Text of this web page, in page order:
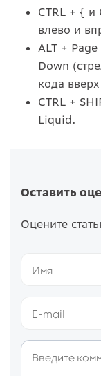
CTRL + { и
влево и
ALT +
Down
кода
CTRL +
Liquid.
Оставить
Оцените